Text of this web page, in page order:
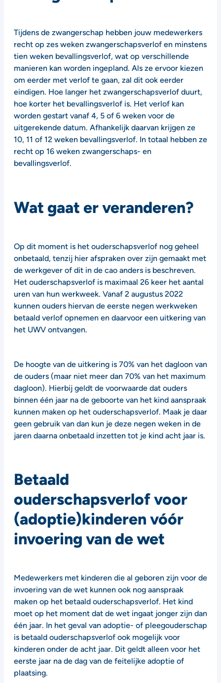
Tijdens de zwangerschap hebben jouw medewerkers
recht op zes weken zwangerschapsverlof en minstens
tien weken bevallingsverlof, wat op verschillende
manieren kan worden ingepland. Als ze ervoor kiezen
om eerder met verlof te gaan, zal dit ook eerder
eindigen. Hoe langer het zwangerschapsverlof duurt,
hoe korter het bevallingsverlof is. Het verlof kan
worden gestart vanaf 4, 5 of 6 weken voor de
uitgerekende datum. Afhankelijk daarvan krijgen ze
10, 11 of 12 weken bevallingsverlof. In totaal hebben ze
recht op 16 weken zwangerschaps- en
bevallingsverlof.
Wat gaat er veranderen?
Op dit moment is het ouderschapsverlof nog geheel
onbetaald, tenzij hier afspraken over zijn gemaakt met
de werkgever of dit in de cao anders is beschreven.
Het ouderschapsverlof is maximaal 26 keer het aantal
uren van hun werkweek. Vanaf 2 augustus 2022
kunnen ouders hiervan de eerste negen werkweken
betaald verlof opnemen en daarvoor een uitkering van
het UWV ontvangen.
De hoogte van de uitkering is 70% van het dagloon van
de ouders (maar niet meer dan 70% van het maximum
dagloon). Hierbij geldt de voorwaarde dat ouders
binnen één jaar na de geboorte van het kind aanspraak
kunnen maken op het ouderschapsverlof. Maak je daar
geen gebruik van dan kun je deze negen weken in de
jaren daarna onbetaald inzetten tot je kind acht jaar is.
Betaald
ouderschapsverlof voor
(adoptie)kinderen vóór
invoering van de wet
Medewerkers met kinderen die al geboren zijn voor de
invoering van de wet kunnen ook nog aanspraak
maken op het betaald ouderschapsverlof. Het kind
moet op het moment dat de wet ingaat jonger zijn dan
één jaar. In het geval van adoptie- of pleegouderschap
is betaald ouderschapsverlof ook mogelijk voor
kinderen onder de acht jaar. Dit geldt alleen voor het
eerste jaar na de dag van de feitelijke adoptie of
plaatsing.